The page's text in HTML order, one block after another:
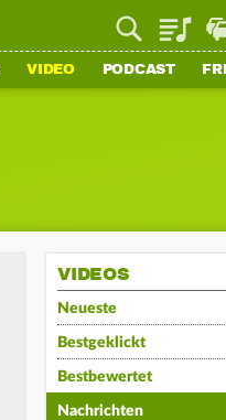
Playlist
VIDEO PODCAST
VIDEOS
Neueste
Bestgeklickt
Bestbewertet
Nachrichten